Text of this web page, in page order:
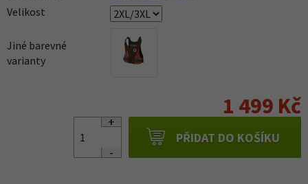
Velikost
Jiné barevné
varianty
1 499 Kč
PŘIDAT DO KOŠÍKU